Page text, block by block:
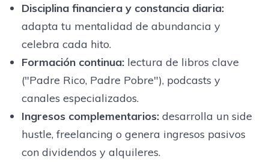
Disciplina financiera y constancia diaria:
adapta tu mentalidad de abundancia y
celebra cada hito.
Formación continua:lectura de libros clave
("Padre Rico, Padre Pobre"), podcasts y
canales especializados.
Ingresos complementarios:desarrolla un side
hustle, freelancing o genera ingresos pasivos
con dividendos y alquileres.